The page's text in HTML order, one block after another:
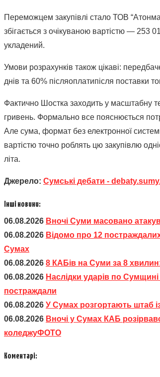
Переможцем закупівлі стало ТОВ
збігається з очікуваною вартістю — 253
укладений.
Умови розрахунків також цікаві:
днів та 60% післяоплатипісля поставки
Фактично Шостка заходить у масштабну
гривень. Формально все пояснюється
Але сума, формат без електронної
вартістю точно роблять цю закупівлю
літа.
Джерело: Сумські дебати -
Інші новини:
06.08.2026 Вночі Суми масовано
06.08.2026 Відомо про 12
Сумах
06.08.2026 8 КАБів на Суми за 8
06.08.2026 Наслідки ударів по
постраждали
06.08.2026 У Сумах розгортають штаб із
06.08.2026 Вночі у Сумах КАБ
коледжуФОТО
Коментарі: